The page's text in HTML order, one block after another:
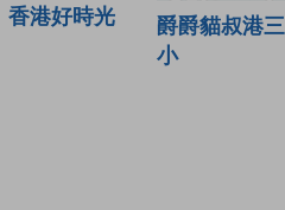
香港好時光
爵爵貓叔港三
小